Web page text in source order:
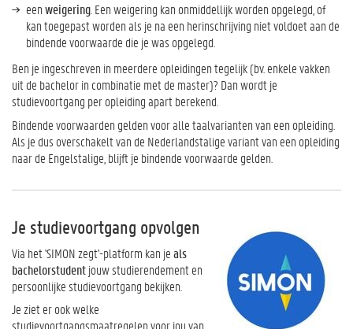
eenweigering . Een weigering kan onmiddellijk worden opgelegd, of
kan toegepast worden als je na een herinschrijving niet voldoet aan de
bindende voorwaarde die je was opgelegd.
Ben je ingeschreven in meerdere opleidingen tegelijk (bv. enkele vakken
uit de bachelor in combinatie met de master)? Dan wordt je
studievoortgang per opleiding apart berekend.
Bindende voorwaarden gelden voor alle taalvarianten van een opleiding.
Als je dus overschakelt van de Nederlandstalige variant van een opleiding
naar de Engelstalige, blijft je bindende voorwaarde gelden.
Je studievoortgang opvolgen
Via het 'SIMON zegt'-platform kan jeals
bachelorstudentjouw studierendement en
persoonlijke studievoortgang bekijken.
Je ziet er ook welke
studievoortgangsmaatregelen voor jou van